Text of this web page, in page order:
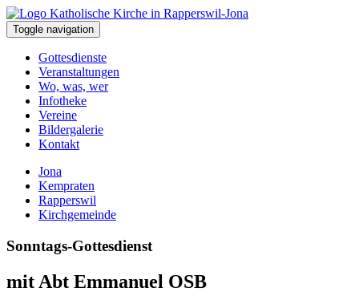
Toggle navigation
Gottesdienste
Veranstaltungen
Wo, was, wer
Infotheke
Vereine
Bildergalerie
Kontakt
Jona
Kempraten
Rapperswil
Kirchgemeinde
Sonntags-Gottesdienst
mit Abt Emmanuel OSB